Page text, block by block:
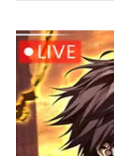
[Глава
28-
29]
Реинкарнация
стримера